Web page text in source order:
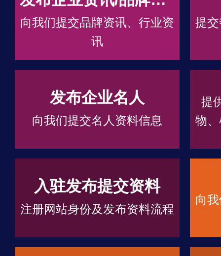
向我们提交品牌资讯、行业资
讯
提
发布企业名人
向我们提交名人资料信息
提
物
入驻发布提交资料
注册网站身份及发布资料流程
向